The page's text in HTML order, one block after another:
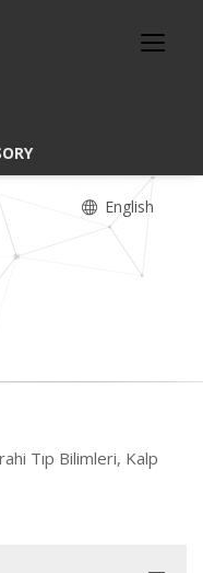
English
Tıp Bilimleri, Kalp